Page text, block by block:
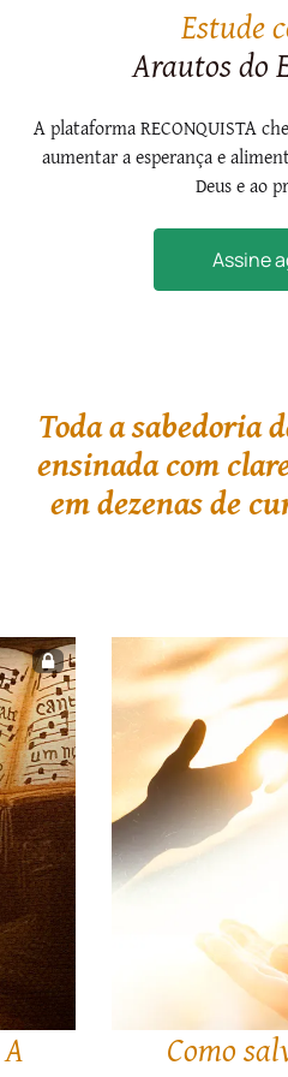
Estude
Arautos do
A plataforma RECONQUISTA
aumentar a esperança e
Deus e ao
Assine
Toda a sabedoria
ensinada com
em dezenas de
Como